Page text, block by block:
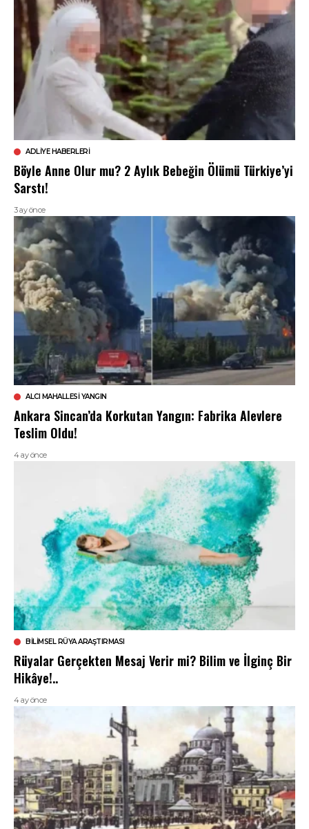
ADLIYE HABERLERI
Böyle Anne Olur mu? 2 Aylık Bebeğin Ölümü Türkiye’yi
Sarstı!
3 ay önce
ALCI MAHALLESI YANGIN
Ankara Sincan’da Korkutan Yangın: Fabrika Alevlere
Teslim Oldu!
4 ay önce
BILIMSEL RÜYA ARAŞTIRMASI
Rüyalar Gerçekten Mesaj Verir mi? Bilim ve İlginç Bir
Hikâye!..
4 ay önce